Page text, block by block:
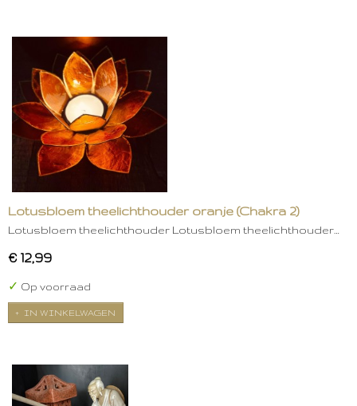
Lotusbloem theelichthouder oranje (Chakra 2)
Lotusbloem theelichthouder Lotusbloem theelichthouder…
€ 12,99
✓ Op voorraad
IN WINKELWAGEN